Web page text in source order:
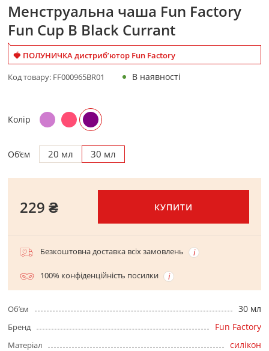
Менструальна чаша Fun Factory
Fun Cup B Black Currant
🍓 ПОЛУНИЧКА дистриб’ютор Fun Factory
Код товару: FF000965BR01 В наявності
Колір
Об’єм 20 мл 30 мл
229 ₴ КУПИТИ
Безкоштовна доставка всіх замовлень
100% конфіденційність посилки
Об’єм 30 мл
Бренд Fun Factory
Матеріал силікон